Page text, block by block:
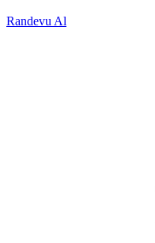
Randevu Al